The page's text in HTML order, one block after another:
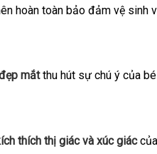
hoàn toàn bảo đảm vệ sinh
mắtthu hút sự chú ý của
thích thị giác và xúc giác